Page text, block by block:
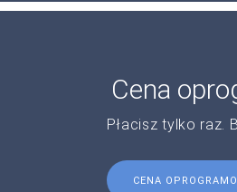
Cena
Płacisz tylko raz.
CENA